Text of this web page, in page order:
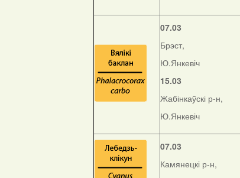
07.03
Брэст,
Ю.Янкевіч
15.03
Жабінкаўскі р-н,
Ю.Янкевіч
07.03
Камянецкі р-н,